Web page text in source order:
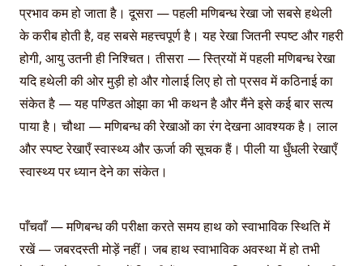
प्रभाव कम हो जाता है। दूसरा — पहली मणिबन्ध रेखा जो सबसे हथेली
के करीब होती है, वह सबसे महत्त्वपूर्ण है। यह रेखा जितनी स्पष्ट और गहरी
होगी, आयु उतनी ही निश्चित। तीसरा — स्त्रियों में पहली मणिबन्ध रेखा
यदि हथेली की ओर मुड़ी हो और गोलाई लिए हो तो प्रसव में कठिनाई का
संकेत है — यह पण्डित ओझा का भी कथन है और मैंने इसे कई बार सत्य
पाया है। चौथा — मणिबन्ध की रेखाओं का रंग देखना आवश्यक है। लाल
और स्पष्ट रेखाएँ स्वास्थ्य और ऊर्जा की सूचक हैं। पीली या धुँधली रेखाएँ
स्वास्थ्य पर ध्यान देने का संकेत।
पाँचवाँ — मणिबन्ध की परीक्षा करते समय हाथ को स्वाभाविक स्थिति में
रखें — जबरदस्ती मोड़ें नहीं। जब हाथ स्वाभाविक अवस्था में हो तभी